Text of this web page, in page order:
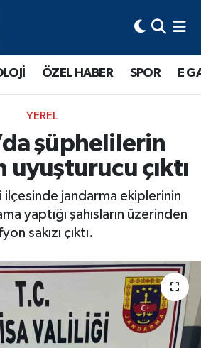
ÖZEL HABER SPOR E
YEREL
şüphelilerin
uyuşturucu çıktı
ilçesinde jandarma ekiplerinin
yaptığı şahısların üzerinden
sakızı çıktı.